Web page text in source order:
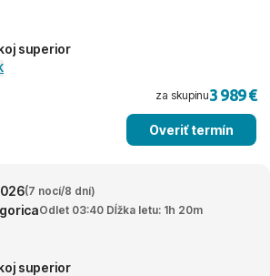
superior
za skupinu3 989 €
Overiť termín
(7 nocí/8 dní)
Odlet 03:40 Dĺžka letu: 1h 20m
superior